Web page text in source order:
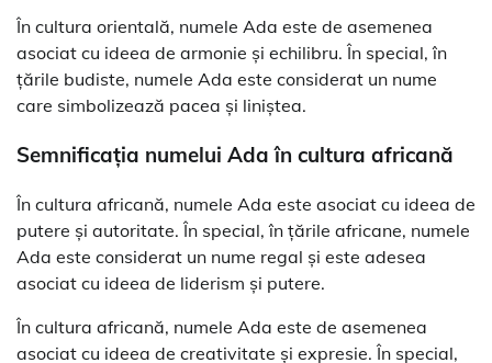
În cultura orientală, numele Ada este de asemenea
asociat cu ideea de armonie și echilibru. În special, în
țările budiste, numele Ada este considerat un nume
care simbolizează pacea și liniștea.
Semnificația numelui Ada în cultura africană
În cultura africană, numele Ada este asociat cu ideea de
putere și autoritate. În special, în țările africane, numele
Ada este considerat un nume regal și este adesea
asociat cu ideea de liderism și putere.
În cultura africană, numele Ada este de asemenea
asociat cu ideea de creativitate și expresie. În special,